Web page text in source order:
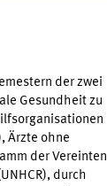
der zwei
Gesundheit zu
Ärzte ohne
der Vereinten
durch